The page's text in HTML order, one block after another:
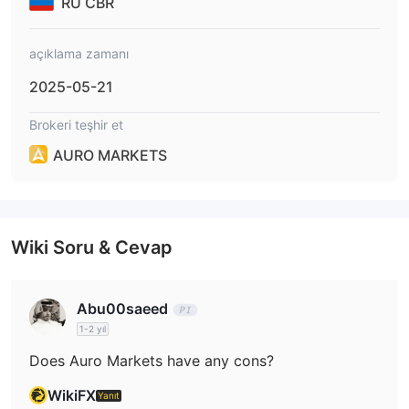
açıklama zamanı
2025-05-21
Brokeri teşhir et
AURO MARKETS
Wiki Soru & Cevap
Abu00saeed
1-2 yıl
Does Auro Markets have any cons?
WikiFXYanıt